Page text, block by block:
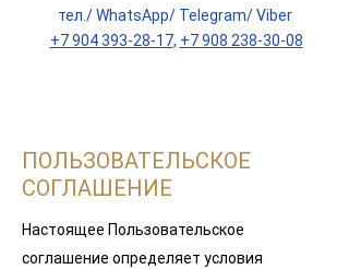
тел./ WhatsApp/ Telegram/ Viber
+7 904 393-28-17, +7 908 238-30-08
ПОЛЬЗОВАТЕЛЬСКОЕ
СОГЛАШЕНИЕ
Настоящее Пользовательское
соглашение определяет условия